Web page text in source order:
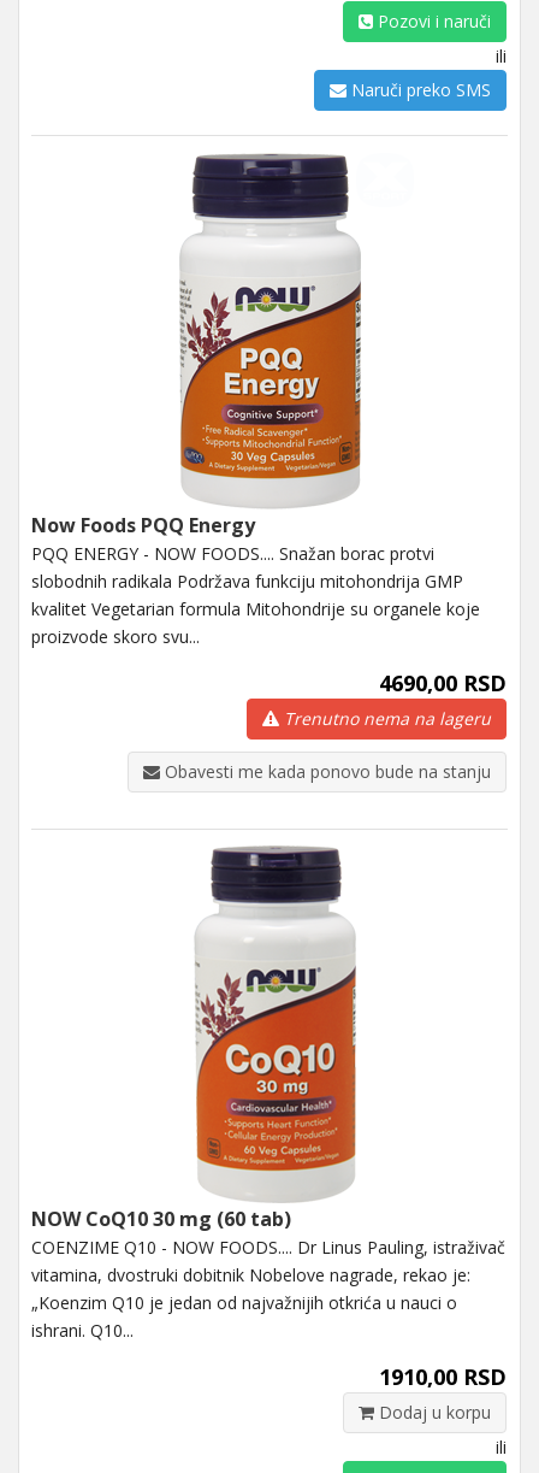
Pozovi i naruči
ili
Naruči preko SMS
Now Foods PQQ Energy
PQQ ENERGY - NOW FOODS.... Snažan borac protvi
slobodnih radikala Podržava funkciju mitohondrija GMP
kvalitet Vegetarian formula Mitohondrije su organele koje
proizvode skoro svu...
4690,00 RSD
Trenutno nema na lageru
Obavesti me kada ponovo bude na stanju
NOW CoQ10 30 mg (60 tab)
COENZIME Q10 - NOW FOODS.... Dr Linus Pauling, istraživač
vitamina, dvostruki dobitnik Nobelove nagrade, rekao je:
„Koenzim Q10 je jedan od najvažnijih otkrića u nauci o
ishrani. Q10...
1910,00 RSD
Dodaj u korpu
ili